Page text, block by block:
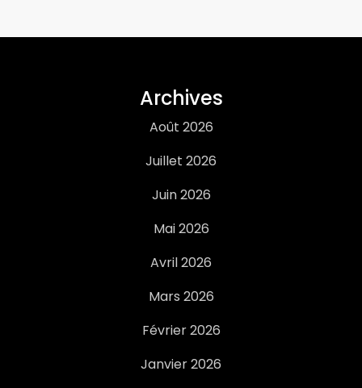
Archives
Août 2026
Juillet 2026
Juin 2026
Mai 2026
Avril 2026
Mars 2026
Février 2026
Janvier 2026